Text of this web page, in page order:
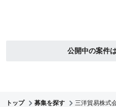
公開中の案件
トップ 募集を探す 三洋貿易株式